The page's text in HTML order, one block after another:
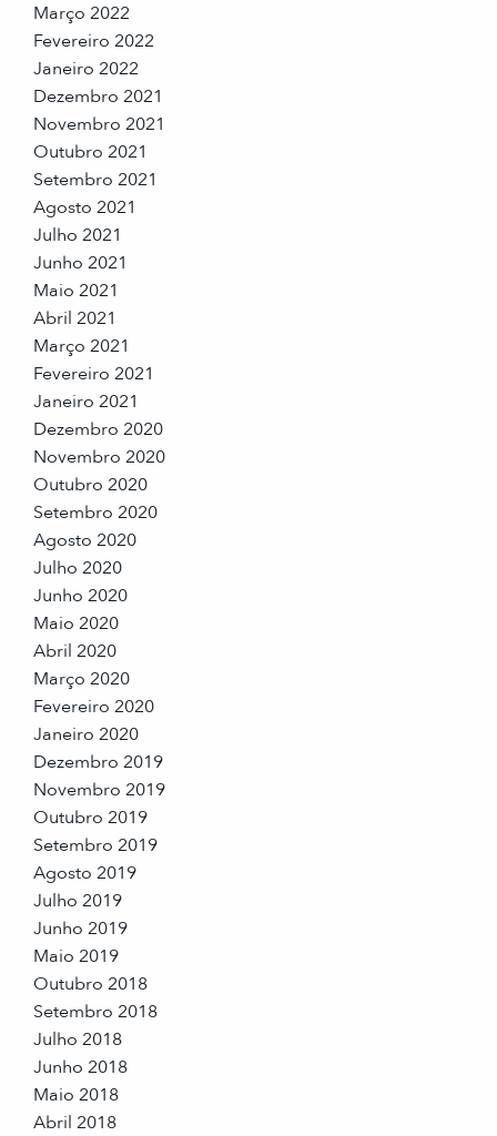
Março 2022
Fevereiro 2022
Janeiro 2022
Dezembro 2021
Novembro 2021
Outubro 2021
Setembro 2021
Agosto 2021
Julho 2021
Junho 2021
Maio 2021
Abril 2021
Março 2021
Fevereiro 2021
Janeiro 2021
Dezembro 2020
Novembro 2020
Outubro 2020
Setembro 2020
Agosto 2020
Julho 2020
Junho 2020
Maio 2020
Abril 2020
Março 2020
Fevereiro 2020
Janeiro 2020
Dezembro 2019
Novembro 2019
Outubro 2019
Setembro 2019
Agosto 2019
Julho 2019
Junho 2019
Maio 2019
Outubro 2018
Setembro 2018
Julho 2018
Junho 2018
Maio 2018
Abril 2018